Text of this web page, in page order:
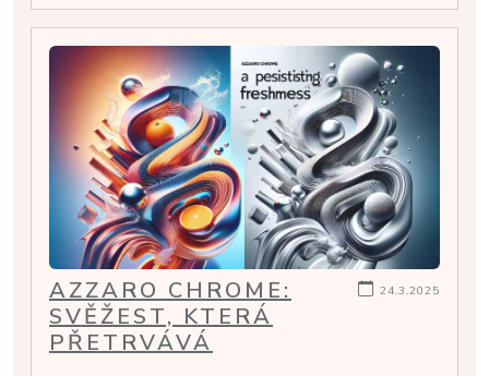
24.3.2025
AZZARO CHROME:
SVĚŽEST, KTERÁ
PŘETRVÁVÁ